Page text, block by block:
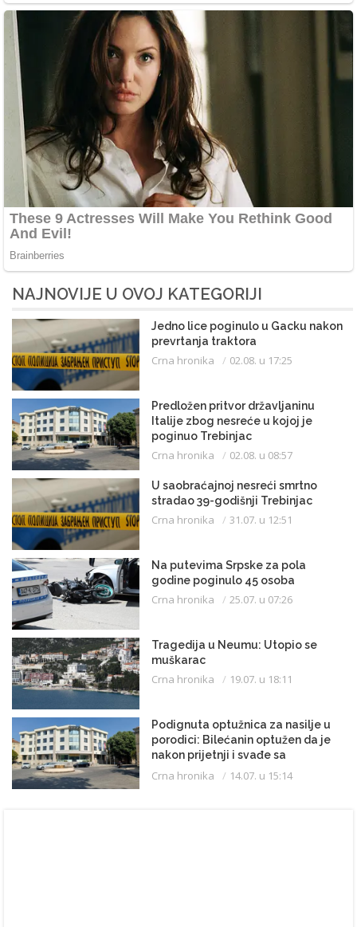
NAJNOVIJE U OVOJ KATEGORIJI
Jedno lice poginulo u Gacku nakon
prevrtanja traktora
Crna hronika 02.08. u 17:25
Predložen pritvor državljaninu
Italije zbog nesreće u kojoj je
poginuo Trebinjac
Crna hronika 02.08. u 08:57
U saobraćajnoj nesreći smrtno
stradao 39-godišnji Trebinjac
Crna hronika 31.07. u 12:51
Na putevima Srpske za pola
godine poginulo 45 osoba
Crna hronika 25.07. u 07:26
Tragedija u Neumu: Utopio se
muškarac
Crna hronika 19.07. u 18:11
Podignuta optužnica za nasilje u
porodici: Bilećanin optužen da je
nakon prijetnji i svađe sa
partnerkom zapalio kuću
Crna hronika 14.07. u 15:14